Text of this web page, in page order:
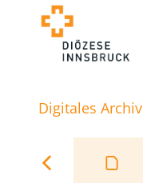
Digitales Archiv